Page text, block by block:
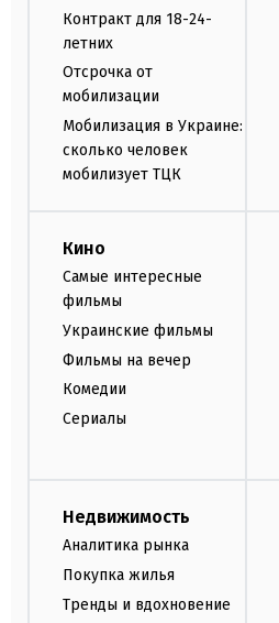
Контракт для 18-24-
летних
Отсрочка от
мобилизации
Мобилизация в Украине:
сколько человек
мобилизует ТЦК
Кино
Самые интересные
фильмы
Украинские фильмы
Фильмы на вечер
Комедии
Сериалы
Недвижимость
Аналитика рынка
Покупка жилья
Тренды и вдохновение